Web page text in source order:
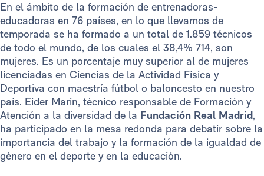
En el ámbito de la formación de entrenadoras-
educadoras en 76 países, en lo que llevamos de
temporada se ha formado a un total de 1.859 técnicos
de todo el mundo, de los cuales el 38,4% 714, son
mujeres. Es un porcentaje muy superior al de mujeres
licenciadas en Ciencias de la Actividad Física y
Deportiva con maestría fútbol o baloncesto en nuestro
país. Eider Marin, técnico responsable de Formación y
Atención a la diversidad de la Fundación Real Madrid,
ha participado en la mesa redonda para debatir sobre la
importancia del trabajo y la formación de la igualdad de
género en el deporte y en la educación.